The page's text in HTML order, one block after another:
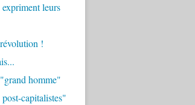
leurs
!
homme"
capitalistes"